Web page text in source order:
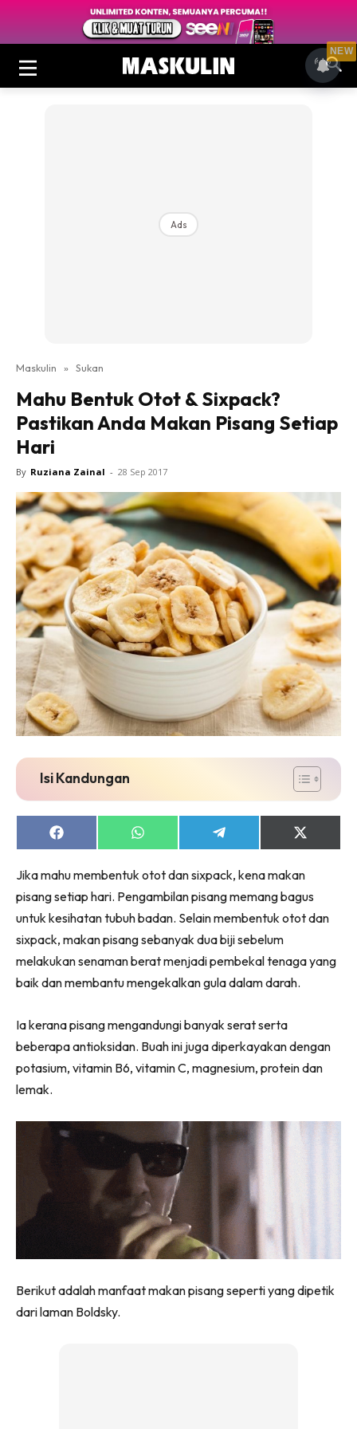
Ads
Maskulin » Sukan
Mahu Bentuk Otot & Sixpack?
Pastikan Anda Makan Pisang Setiap
Hari
By Ruziana Zainal - 28 Sep 2017
Isi Kandungan
Share
on
Share
on
Share
on
Share
on
(Twitter)
Jika mahu membentuk otot dan sixpack, kena makan
pisang setiap hari. Pengambilan pisang memang bagus
untuk kesihatan tubuh badan. Selain membentuk otot dan
sixpack, makan pisang sebanyak dua biji sebelum
melakukan senaman berat menjadi pembekal tenaga yang
baik dan membantu mengekalkan gula dalam darah.
Ia kerana pisang mengandungi banyak serat serta
beberapa antioksidan. Buah ini juga diperkayakan dengan
potasium, vitamin B6, vitamin C, magnesium, protein dan
lemak.
Berikut adalah manfaat makan pisang seperti yang dipetik
dari laman Boldsky.
NEW